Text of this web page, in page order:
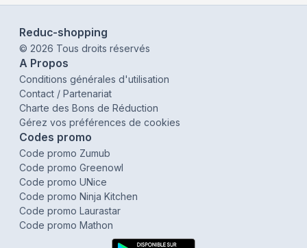
Reduc-shopping
© 2026 Tous droits réservés
A Propos
Conditions générales d'utilisation
Contact / Partenariat
Charte des Bons de Réduction
Gérez vos préférences de cookies
Codes promo
Code promo Zumub
Code promo Greenowl
Code promo UNice
Code promo Ninja Kitchen
Code promo Laurastar
Code promo Mathon